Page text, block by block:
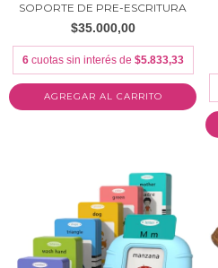
SOPORTE DE PRE-ESCRITURA
$35.000,00
6 cuotas sin interés de $5.833,33